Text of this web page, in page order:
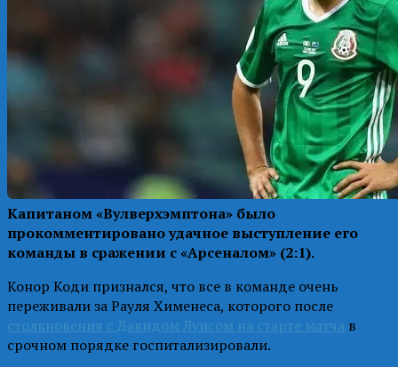
Капитаном «Вулверхэмптона» было
прокомментировано удачное выступление его
команды в сражении с «Арсеналом» (2:1).
Конор Коди признался, что все в команде очень
переживали за Рауля Хименеса, которого после
столкновения с Давидом Луисом на старте матча в
срочном порядке госпитализировали.